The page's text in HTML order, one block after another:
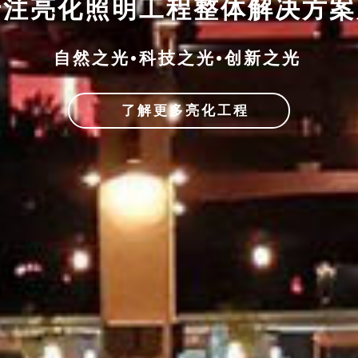
亮化照明工程整体解决方
自然之光•科技之光•创新之光
了解更多亮化工程